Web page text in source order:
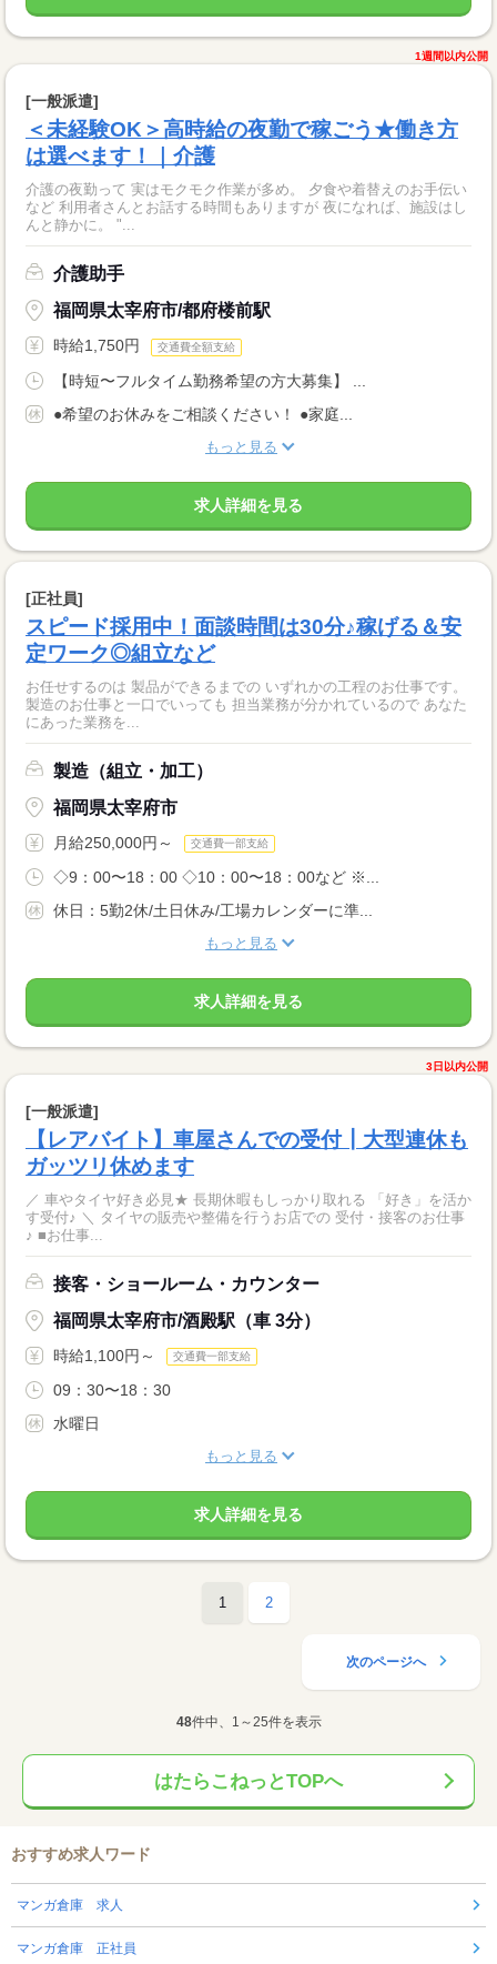
1週間以内公開
[一般派遣]
＜未経験OK＞高時給の夜勤で稼ごう★働き方
は選べます！｜介護
介護の夜勤って 実はモクモク作業が多め。 夕食や着替えのお手伝い
など 利用者さんとお話する時間もありますが 夜になれば、施設はし
んと静かに。 "...
介護助手
福岡県太宰府市/都府楼前駅
時給1,750円 交通費全額支給
【時短〜フルタイム勤務希望の方大募集】 ...
●希望のお休みをご相談ください！ ●家庭...
もっと見る
求人詳細を見る
[正社員]
スピード採用中！面談時間は30分♪稼げる＆安
定ワーク◎組立など
お任せするのは 製品ができるまでの いずれかの工程のお仕事です。
製造のお仕事と一口でいっても 担当業務が分かれているので あなた
にあった業務を...
製造（組立・加工）
福岡県太宰府市
月給250,000円～ 交通費一部支給
◇9：00〜18：00 ◇10：00〜18：00など ※...
休日：5勤2休/土日休み/工場カレンダーに準...
もっと見る
求人詳細を見る
3日以内公開
[一般派遣]
【レアバイト】車屋さんでの受付┃大型連休も
ガッツリ休めます
／ 車やタイヤ好き必見★ 長期休暇もしっかり取れる 「好き」を活か
す受付♪ ＼ タイヤの販売や整備を行うお店での 受付・接客のお仕事
♪ ■お仕事...
接客・ショールーム・カウンター
福岡県太宰府市/酒殿駅（車 3分）
時給1,100円～ 交通費一部支給
09：30〜18：30
水曜日
もっと見る
求人詳細を見る
1 2
次のページへ
48件中、1～25件を表示
はたらこねっとTOPへ
おすすめ求人ワード
マンガ倉庫 求人
マンガ倉庫 正社員